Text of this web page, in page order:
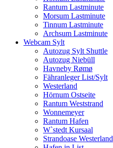
Rantum Lastminute
Morsum Lastminute
Tinnum Lastminute
Archsum Lastminute
Webcam Sylt
Autozug Sylt Shuttle
Autozug Niebüll
Havneby Rømø
Fähranleger List/Sylt
Westerland
Hörnum Ostseite
Rantum Weststrand
Wonnemeyer
Rantum Hafen
W`stedt Kursaal
Strandoase Westerland